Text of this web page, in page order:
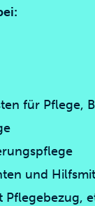
für Pflege,
und